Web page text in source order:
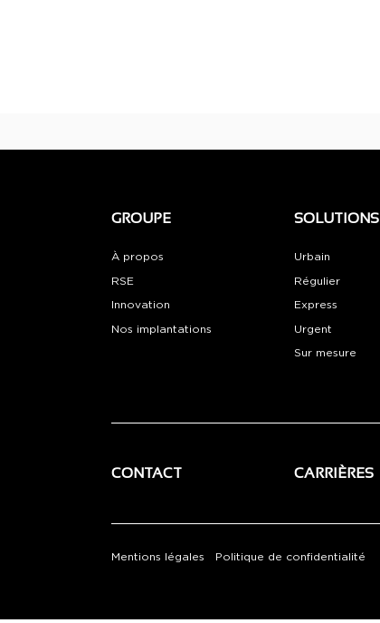
GROUPE
À propos
RSE
Innovation
Nos implantations
SOLUTIONS
Urbain
Régulier
Express
Urgent
Sur mesure
CONTACT CARRIÈRES
Mentions légales Politique de confidentialité